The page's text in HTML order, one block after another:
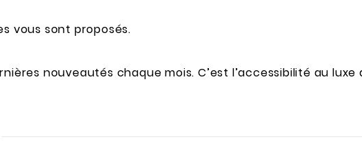
vous sont proposés.
nouveautés chaque mois. C’est l’accessibilité au luxe